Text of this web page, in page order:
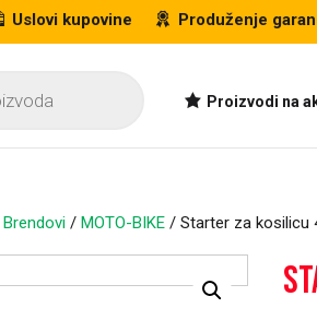
Uslovi kupovine Produženje
Proizvodi na
Brendovi/ MOTO-BIKE/ Starter za kosilicu